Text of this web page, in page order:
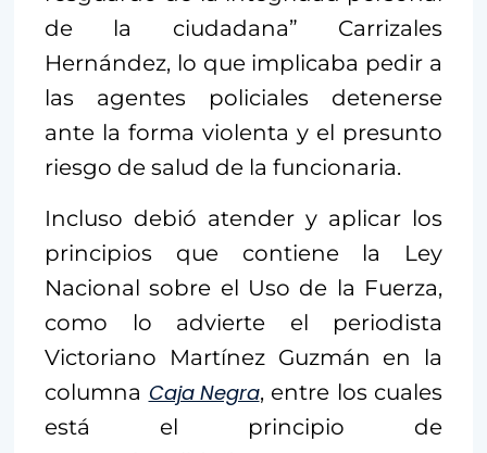
de la ciudadana” Carrizales
Hernández, lo que implicaba pedir a
las agentes policiales detenerse
ante la forma violenta y el presunto
riesgo de salud de la funcionaria.
Incluso debió atender y aplicar los
principios que contiene la Ley
Nacional sobre el Uso de la Fuerza,
como lo advierte el periodista
Victoriano Martínez Guzmán en la
columna Caja Negra, entre los cuales
está el principio de